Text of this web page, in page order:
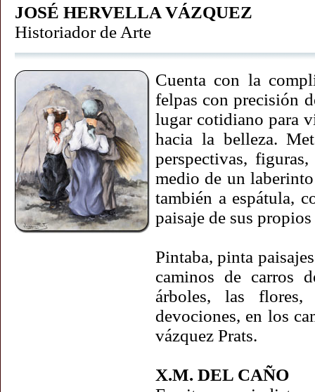
JOSÉ HERVELLA VÁZQUEZ
Historiador de Arte
Cuenta con la
felpas con precisión
lugar cotidiano para
hacia la belleza.
perspectivas,
medio de un
también a espátula,
paisaje de sus propios
Pintaba, pinta
caminos de carros
árboles, las flores,
devociones, en los
vázquez Prats.
X.M. DEL CAÑO